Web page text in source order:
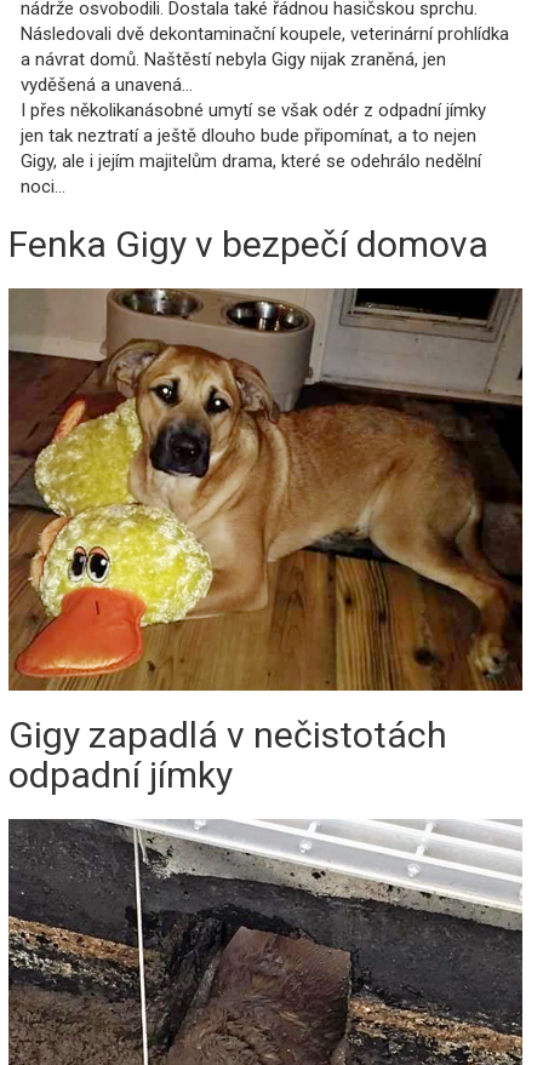
nádrže osvobodili. Dostala také řádnou hasičskou sprchu.
Následovali dvě dekontaminační koupele, veterinární prohlídka
a návrat domů. Naštěstí nebyla Gigy nijak zraněná, jen
vyděšená a unavená...
I přes několikanásobné umytí se však odér z odpadní jímky
jen tak neztratí a ještě dlouho bude připomínat, a to nejen
Gigy, ale i jejím majitelům drama, které se odehrálo nedělní
noci...
Fenka Gigy v bezpečí domova
Gigy zapadlá v nečistotách
odpadní jímky